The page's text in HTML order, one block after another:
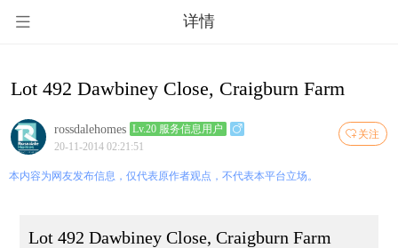
详情
Lot 492 Dawbiney Close, Craigburn Farm
关注
rossdalehomes Lv.20 服务信息用户
20-11-2014 02:21:51
本内容为网友发布信息，仅代表原作者观点，不代表本平台立场。
Lot 492 Dawbiney Close, Craigburn Farm